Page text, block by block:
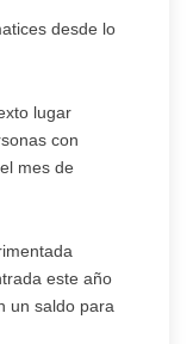
desde lo
lugar
con
mes de
este año
un saldo para